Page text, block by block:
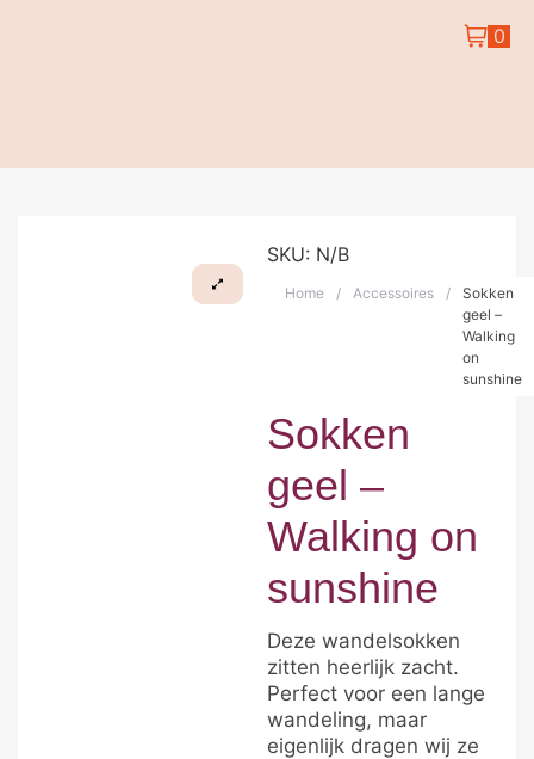
0
SKU: N/B
Home / Accessoires /
Sokken
geel –
Walking
on
sunshine
Sokken
geel –
Walking on
sunshine
Deze wandelsokken
zitten heerlijk zacht.
Perfect voor een lange
wandeling, maar
eigenlijk dragen wij ze